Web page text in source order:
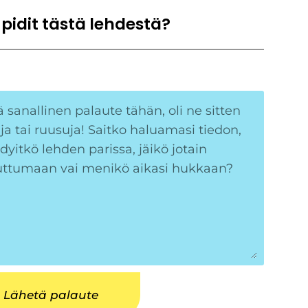
tästä lehdestä?
Lähetä palaute